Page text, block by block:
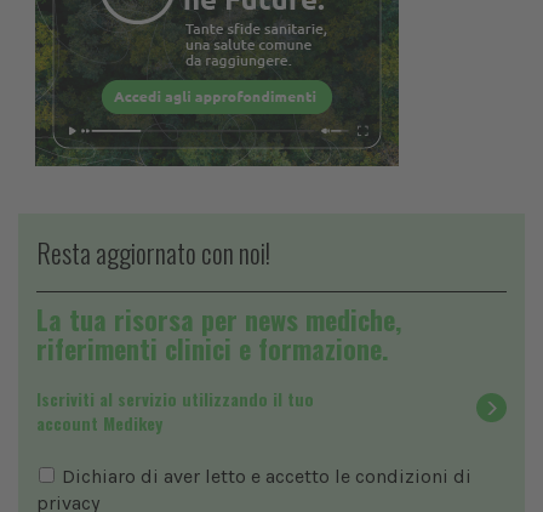
Resta aggiornato con noi!
La tua risorsa per news mediche,
riferimenti clinici e formazione.
Iscriviti al servizio utilizzando il tuo
account Medikey
Dichiaro di aver letto e accetto le condizioni di
privacy